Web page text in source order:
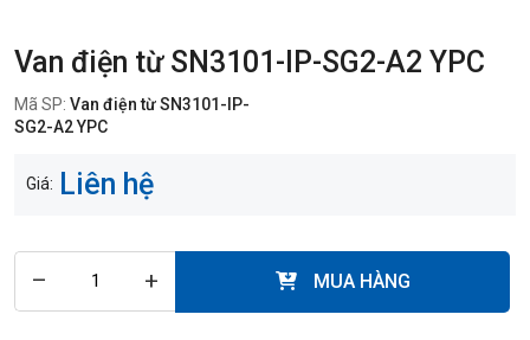
Van điện từ SN3101-IP-SG2-A2 YPC
Mã SP: Van điện từ SN3101-IP-
SG2-A2 YPC
Giá: Liên hệ
– + MUA HÀNG